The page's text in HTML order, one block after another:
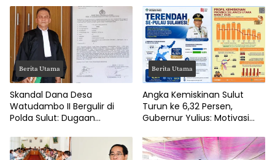
DPRD Manado
Berita Utama
Skandal Dana Desa
Watudambo II Bergulir di
Polda Sulut: Dugaan
Hingga Jalan Tani Rp214
Juta
Berita Utama
Angka Kemiskinan Sulut
Turun ke 6,32 Persen,
Gubernur Yulius: Motivasi